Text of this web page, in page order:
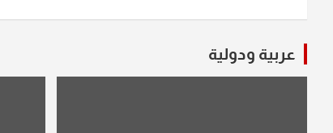
عربية ودولية